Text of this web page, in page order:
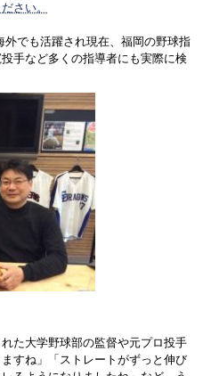
さい。
でも活躍され現在、福岡の野球指
手など多くの指導者にも実際に検
た大学野球部の監督や元プロ投手
すね」「ストレートがずっと伸び